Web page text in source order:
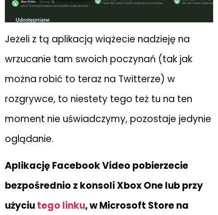
Jeżeli z tą aplikacją wiążecie nadzieję na
wrzucanie tam swoich poczynań (tak jak
można robić to teraz na Twitterze) w
rozgrywce, to niestety tego też tu na ten
moment nie uświadczymy, pozostaje jedynie
oglądanie.
Aplikację Facebook Video pobierzecie
bezpośrednio z konsoli Xbox One lub przy
użyciutego linku, w Microsoft Store na